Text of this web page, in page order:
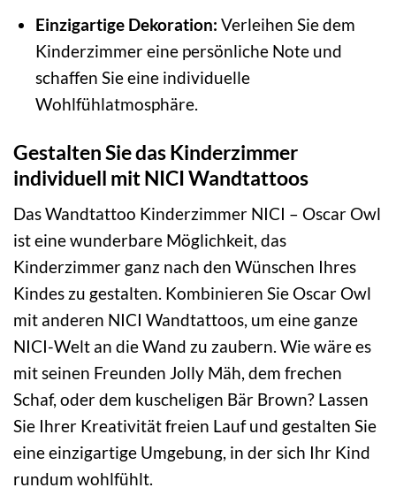
Einzigartige Dekoration: Verleihen Sie dem
Kinderzimmer eine persönliche Note und
schaffen Sie eine individuelle
Wohlfühlatmosphäre.
Gestalten Sie das Kinderzimmer
individuell mit NICI Wandtattoos
Das Wandtattoo Kinderzimmer NICI – Oscar Owl
ist eine wunderbare Möglichkeit, das
Kinderzimmer ganz nach den Wünschen Ihres
Kindes zu gestalten. Kombinieren Sie Oscar Owl
mit anderen NICI Wandtattoos, um eine ganze
NICI-Welt an die Wand zu zaubern. Wie wäre es
mit seinen Freunden Jolly Mäh, dem frechen
Schaf, oder dem kuscheligen Bär Brown? Lassen
Sie Ihrer Kreativität freien Lauf und gestalten Sie
eine einzigartige Umgebung, in der sich Ihr Kind
rundum wohlfühlt.